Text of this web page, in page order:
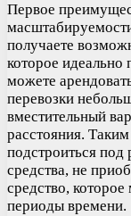
Первое
получаете
которое идеально
можете
перевозки
вместительный
расстояния.
подстроиться под
средства, не
средство,
периоды времени.